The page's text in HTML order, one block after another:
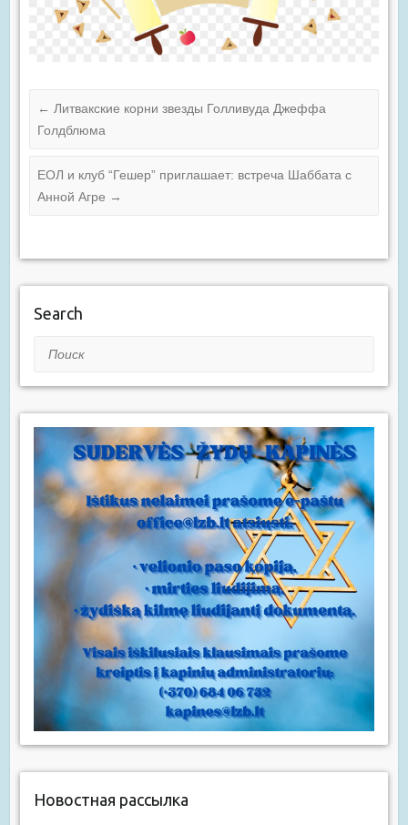
← Литвакские корни звезды Голливуда Джеффа
Голдблюма
ЕОЛ и клуб “Гешер” приглашает: встреча Шаббата с
Анной Агре →
Search
Поиск
Новостная рассылка